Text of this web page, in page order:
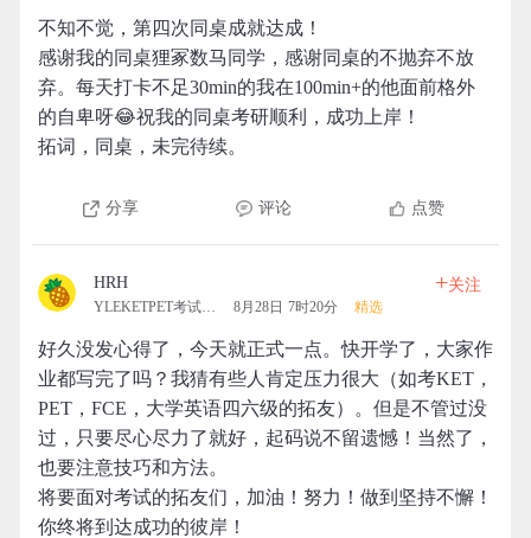
不知不觉，第四次同桌成就达成！
感谢我的同桌狸冢数马同学，感谢同桌的不抛弃不放
弃。每天打卡不足30min的我在100min+的他面前格外
的自卑呀😂祝我的同桌考研顺利，成功上岸！
拓词，同桌，未完待续。
分享 评论 点赞
HRH
YLEKETPET考试拓团 8月28日 7时20分 精选
+关注
好久没发心得了，今天就正式一点。快开学了，大家作
业都写完了吗？我猜有些人肯定压力很大（如考KET，
PET，FCE，大学英语四六级的拓友）。但是不管过没
过，只要尽心尽力了就好，起码说不留遗憾！当然了，
也要注意技巧和方法。
将要面对考试的拓友们，加油！努力！做到坚持不懈！
你终将到达成功的彼岸！